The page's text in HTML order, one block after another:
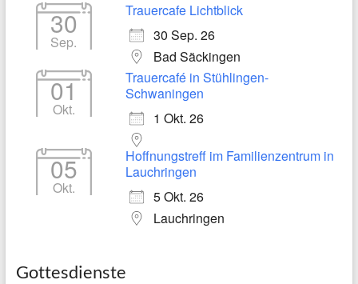
30
Sep.
Trauercafe Lichtblick
30 Sep. 26
Bad Säckingen
01
Okt.
Trauercafé in Stühlingen-
Schwaningen
1 Okt. 26
05
Okt.
Hoffnungstreff im Familienzentrum in
Lauchringen
5 Okt. 26
Lauchringen
Gottesdienste